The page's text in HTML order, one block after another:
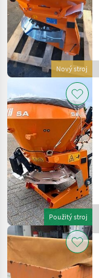
Rauch
Hauer
Hydrac
Kahlbacher
Samasz
Pronar
Zobrazit
všech
51
MODEL
Nový stroj
Použitý stroj